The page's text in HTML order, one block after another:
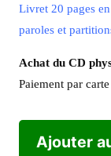
Livret 20 pages
paroles et
Achat du CD
Paiement par
Ajouter